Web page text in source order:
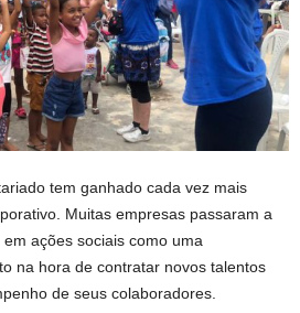
tem ganhado cada vez mais
Muitas empresas passaram a
ações sociais como uma
na hora de contratar novos talentos
de seus colaboradores.